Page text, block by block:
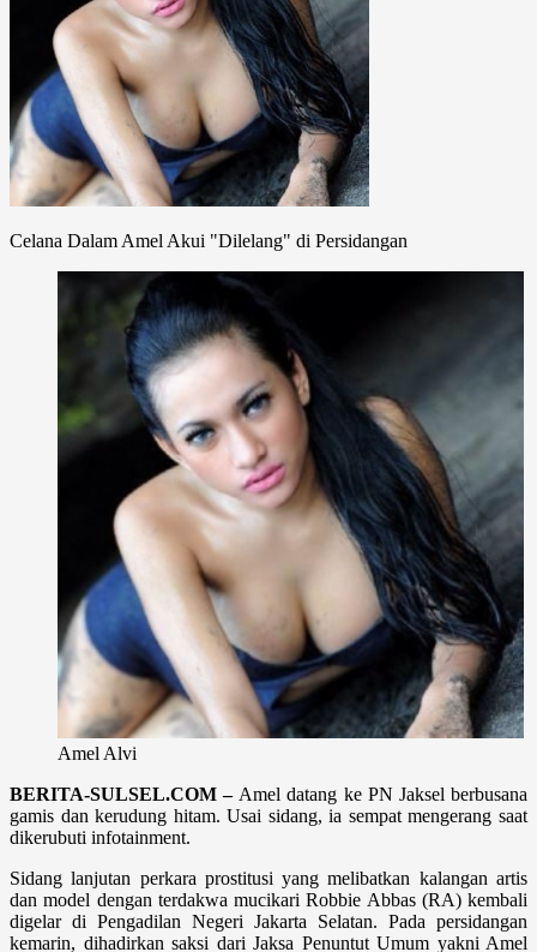
Celana Dalam Amel Akui "Dilelang" di Persidangan
Amel Alvi
BERITA-SULSEL.COM – Amel datang ke PN Jaksel berbusa­na
gamis dan kerudung hitam. Usai sidang, ia sempat mengerang saat
dikerubuti infotainment.
Sidang lanjutan perkara prostitusi yang melibatkan kalangan artis
dan model den­gan terdakwa mucikari Robbie Abbas (RA) kembali
digelar di Pengadilan Negeri Ja­karta Selatan. Pada persidangan
kemarin, dihadirkan saksi dari Jaksa Penuntut Umum yakni Amel